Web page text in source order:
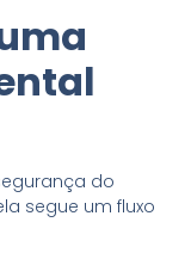
do
segue um fluxo